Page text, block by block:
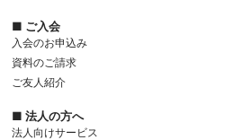
■ ご入会
入会のお申込み
資料のご請求
ご友人紹介
■ 法人の方へ
法人向けサービス